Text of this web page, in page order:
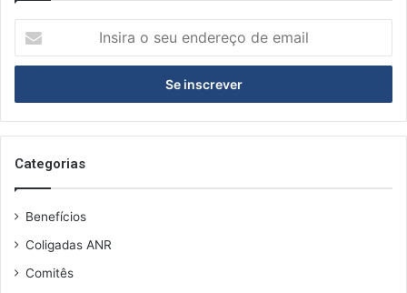
seu
de
email
Categorias
Benefícios
Coligadas ANR
Comitês